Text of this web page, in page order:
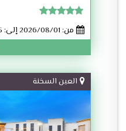
من: 2026/08/01 إلى: 2026/09/15
العين السخنة